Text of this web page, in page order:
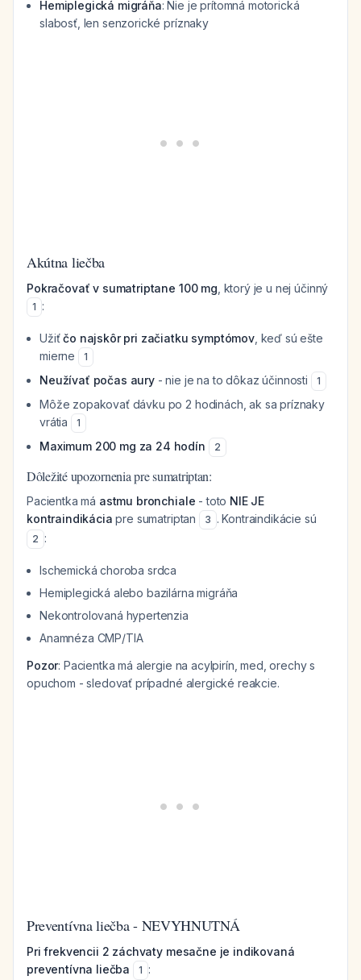
Hemiplegická migráňa: Nie je prítomná motorická
slabosť, len senzorické príznaky
Akútna liečba
Pokračovať v sumatriptane 100 mg , ktorý je u nej účinný
1 :
Užiťčo najskôr pri začiatku symptómov, keď sú ešte
mierne
1
Neužívať počas aury- nie je na to dôkaz účinnosti 1
Môže zopakovať dávku po 2 hodinách, ak sa príznaky
vrátia
1
Maximum 200 mg za 24 hodín 2
Dôležité upozornenia pre sumatriptan:
Pacientka má astmu bronchiale - toto NIE JE
kontraindikácia pre sumatriptan 3 . Kontraindikácie sú
2 :
Ischemická choroba srdca
Hemiplegická alebo bazilárna migráňa
Nekontrolovaná hypertenzia
Anamnéza CMP/TIA
Pozor: Pacientka má alergie na acylpirín, med, orechy s
opuchom - sledovať prípadné alergické reakcie.
Preventívna liečba - NEVYHNUTNÁ
Pri frekvencii 2 záchvaty mesačne je indikovaná
preventívna liečba
1 :